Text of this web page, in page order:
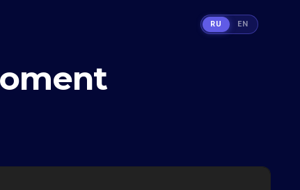
RU EN